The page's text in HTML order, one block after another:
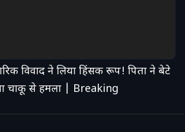
विवाद ने लिया हिंसक रूप! पिता ने बेटे
चाकू से हमला | Breaking